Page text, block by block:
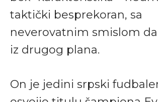
taktički besprekoran, sa
neverovatnim smislom
iz drugog plana.
On je jedini srpski